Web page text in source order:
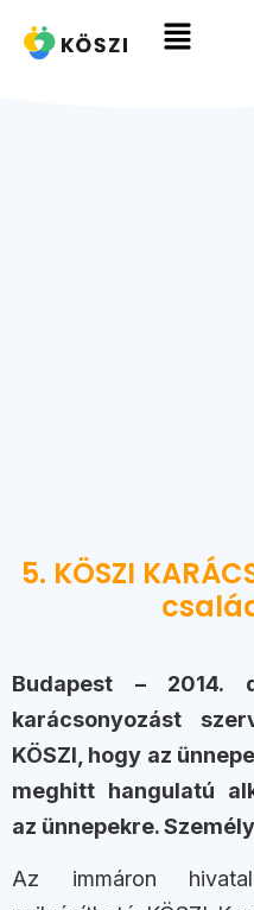
5. KÖSZI
Budapest – 2014.
karácsonyozást
KÖSZI, hogy az
meghitt hangulatú
az ünnepekre.
Az immáron